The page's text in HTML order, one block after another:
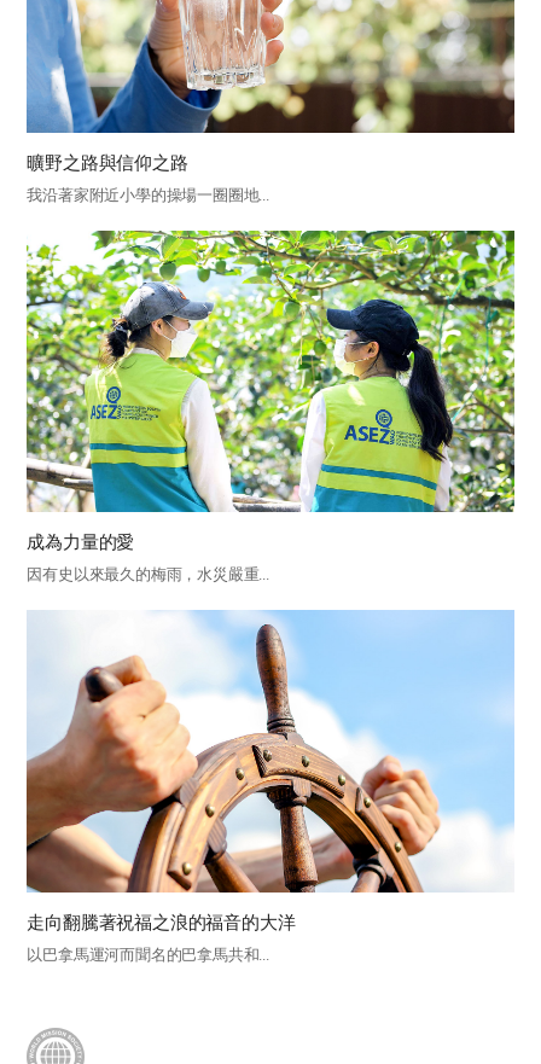
曠野之路與信仰之路
我沿著家附近小學的操場一圈圈地...
成為力量的愛
因有史以來最久的梅雨，水災嚴重...
走向翻騰著祝福之浪的福音的大洋
以巴拿馬運河而聞名的巴拿馬共和...